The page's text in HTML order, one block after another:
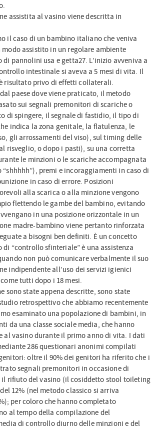
assistita al vasino viene descritta in
il caso di un bambino italiano che veniva
assistito in un regolare ambiente
pannolini usa e getta27. L’inizio avveniva a
intestinale si aveva a 5 mesi di vita. Il
risultato privo di effetti collaterali.
paese dove viene praticato, il metodo
sui segnali premonitori di scariche o
di spingere, il segnale di fastidio, il tipo di
indica la zona genitale, la flatulenza, le
gli arrossamenti del viso), sul timing delle
risveglio, o dopo i pasti), su una corretta
le minzioni o le scariche accompagnata
premi e incoraggiamenti in caso di
in caso di errore. Posizioni
alla scarica o alla minzione vengono
flettendo le gambe del bambino, evitando
in una posizione orizzontale in un
madre-bambino viene pertanto rinforzata
a bisogni ben definiti. È un concetto
“controllo sfinteriale” è una assistenza
non può comunicare verbalmente il suo
indipendente all’uso dei servizi igienici
tutti dopo i 18 mesi.
sono state appena descritte, sono state
retrospettivo che abbiamo recentemente
esaminato una popolazione di bambini, in
da una classe sociale media, che hanno
al vasino durante il primo anno di vita. I dati
286 questionari anonimi compilati
oltre il 90% dei genitori ha riferito che i
segnali premonitori in occasione di
il rifiuto del vasino (il cosiddetto stool toileting
12% (nel metodo classico si arriva
per coloro che hanno completato
al tempo della compilazione del
di controllo diurno delle minzioni e del